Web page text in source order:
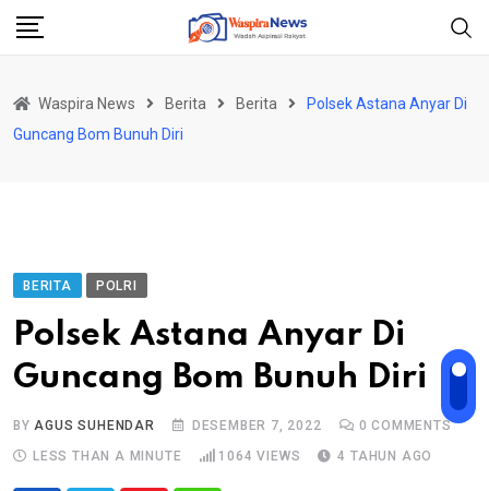
Skip
Waspira News Berita Berita
Polsek Astana Anyar Di
Guncang Bom Bunuh Diri
BERITA POLRI
Polsek Astana Anyar Di
Guncang Bom Bunuh Diri
BYAGUS SUHENDAR DESEMBER 7, 2022 0 COMMENTS
LESS THAN A MINUTE
1064 VIEWS 4 TAHUN AGO